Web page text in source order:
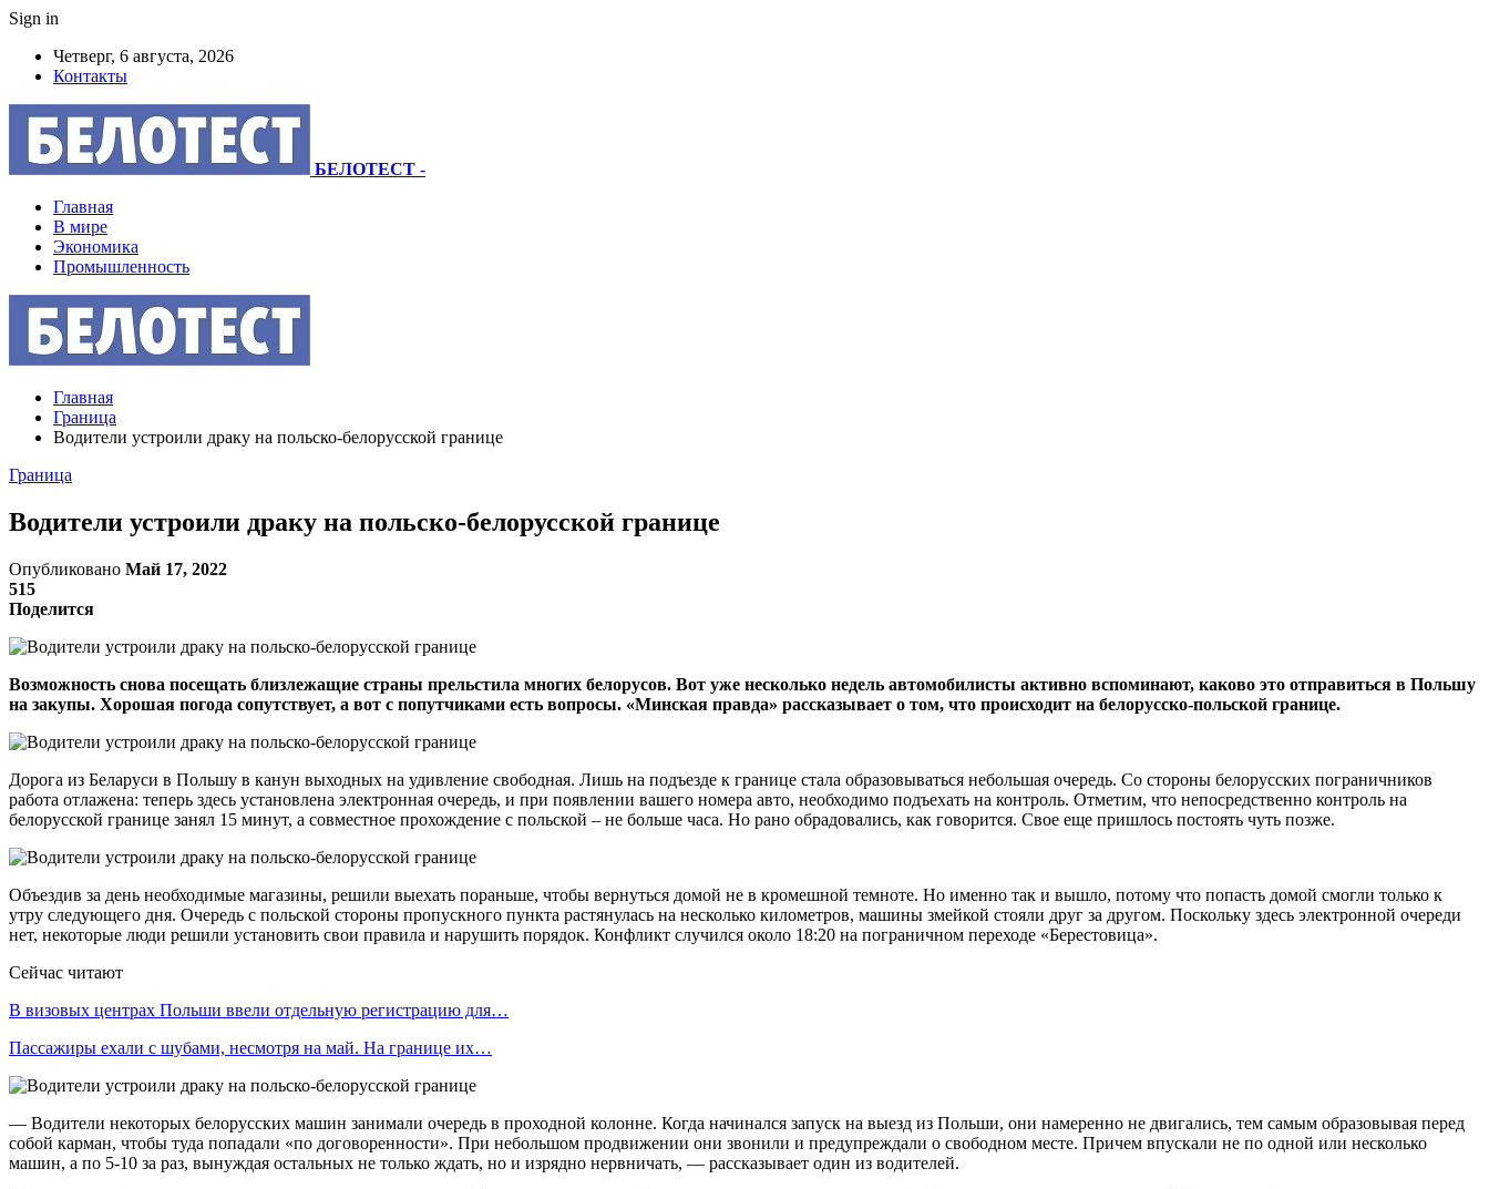
Sign in
Четверг, 6 августа, 2026
Контакты
БЕЛОТЕСТ -
Главная
В мире
Экономика
Промышленность
Главная
Граница
Водители устроили драку на польско-белорусской границе
Граница
Водители устроили драку на польско-белорусской границе
Опубликовано Май 17, 2022
515
Поделится
Возможность снова посещать близлежащие страны прельстила многих белорусов. Вот уже несколько недель автомобилисты активно вспоминают, каково это отправиться в Польшу
на закупы. Хорошая погода сопутствует, а вот с попутчиками есть вопросы. «Минская правда» рассказывает о том, что происходит на белорусско-польской границе.
Дорога из Беларуси в Польшу в канун выходных на удивление свободная. Лишь на подъезде к границе стала образовываться небольшая очередь. Со стороны белорусских пограничников
работа отлажена: теперь здесь установлена электронная очередь, и при появлении вашего номера авто, необходимо подъехать на контроль. Отметим, что непосредственно контроль на
белорусской границе занял 15 минут, а совместное прохождение с польской – не больше часа. Но рано обрадовались, как говорится. Свое еще пришлось постоять чуть позже.
Объездив за день необходимые магазины, решили выехать пораньше, чтобы вернуться домой не в кромешной темноте. Но именно так и вышло, потому что попасть домой смогли только к
утру следующего дня. Очередь с польской стороны пропускного пункта растянулась на несколько километров, машины змейкой стояли друг за другом. Поскольку здесь электронной очереди
нет, некоторые люди решили установить свои правила и нарушить порядок. Конфликт случился около 18:20 на пограничном переходе «Берестовица».
Сейчас читают
В визовых центрах Польши ввели отдельную регистрацию для…
Пассажиры ехали с шубами, несмотря на май. На границе их…
— Водители некоторых белорусских машин занимали очередь в проходной колонне. Когда начинался запуск на выезд из Польши, они намеренно не двигались, тем самым образовывая перед
собой карман, чтобы туда попадали «по договоренности». При небольшом продвижении они звонили и предупреждали о свободном месте. Причем впускали не по одной или несколько
машин, а по 5-10 за раз, вынуждая остальных не только ждать, но и изрядно нервничать, — рассказывает один из водителей.